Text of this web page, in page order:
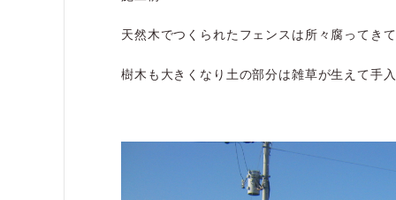
天然木でつくられたフェンスは所々腐ってき
樹木も大きくなり土の部分は雑草が生えて手